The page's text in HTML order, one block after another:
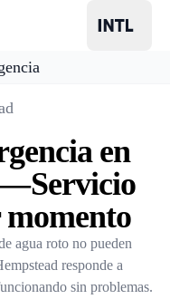
en
agua roto no pueden
responde a
sin problemas.